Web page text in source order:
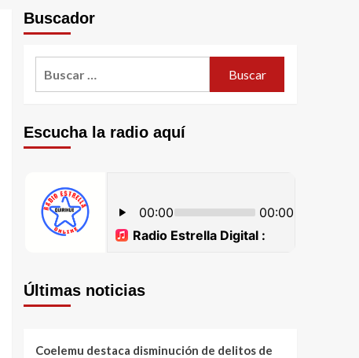
Buscador
Escucha la radio aquí
Últimas noticias
Coelemu destaca disminución de delitos de